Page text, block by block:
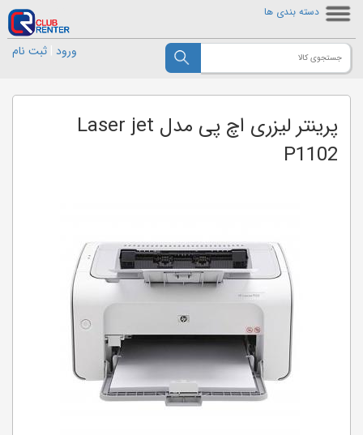
دسته بندی ها
ورود ثبت نام
پرینتر لیزری اچ پی مدل Laser jet
P1102